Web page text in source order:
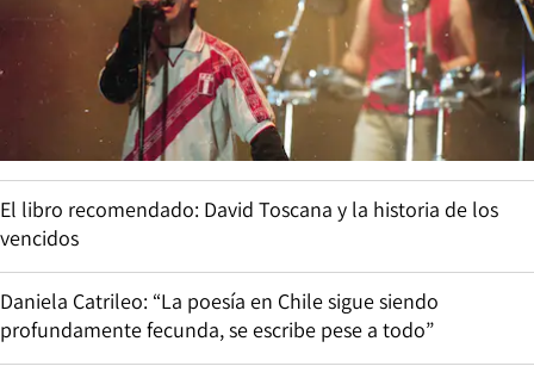
El libro recomendado: David Toscana y la historia de los
vencidos
Daniela Catrileo: “La poesía en Chile sigue siendo
profundamente fecunda, se escribe pese a todo”